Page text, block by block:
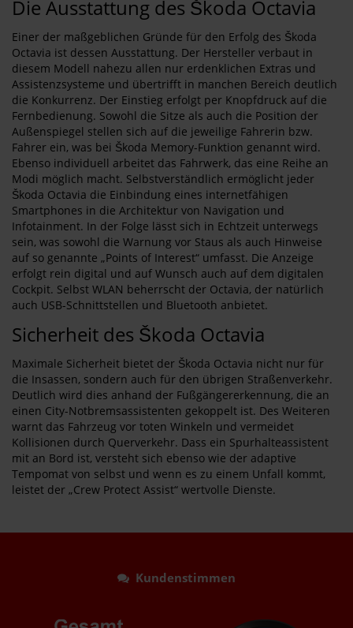
Die Ausstattung des Škoda Octavia
Einer der maßgeblichen Gründe für den Erfolg des Škoda
Octavia ist dessen Ausstattung. Der Hersteller verbaut in
diesem Modell nahezu allen nur erdenklichen Extras und
Assistenzsysteme und übertrifft in manchen Bereich deutlich
die Konkurrenz. Der Einstieg erfolgt per Knopfdruck auf die
Fernbedienung. Sowohl die Sitze als auch die Position der
Außenspiegel stellen sich auf die jeweilige Fahrerin bzw.
Fahrer ein, was bei Škoda Memory-Funktion genannt wird.
Ebenso individuell arbeitet das Fahrwerk, das eine Reihe an
Modi möglich macht. Selbstverständlich ermöglicht jeder
Škoda Octavia die Einbindung eines internetfähigen
Smartphones in die Architektur von Navigation und
Infotainment. In der Folge lässt sich in Echtzeit unterwegs
sein, was sowohl die Warnung vor Staus als auch Hinweise
auf so genannte „Points of Interest“ umfasst. Die Anzeige
erfolgt rein digital und auf Wunsch auch auf dem digitalen
Cockpit. Selbst WLAN beherrscht der Octavia, der natürlich
auch USB-Schnittstellen und Bluetooth anbietet.
Sicherheit des Škoda Octavia
Maximale Sicherheit bietet der Škoda Octavia nicht nur für
die Insassen, sondern auch für den übrigen Straßenverkehr.
Deutlich wird dies anhand der Fußgängererkennung, die an
einen City-Notbremsassistenten gekoppelt ist. Des Weiteren
warnt das Fahrzeug vor toten Winkeln und vermeidet
Kollisionen durch Querverkehr. Dass ein Spurhalteassistent
mit an Bord ist, versteht sich ebenso wie der adaptive
Tempomat von selbst und wenn es zu einem Unfall kommt,
leistet der „Crew Protect Assist“ wertvolle Dienste.
Kundenstimmen